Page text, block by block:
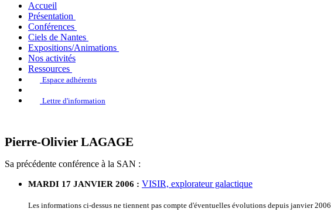
Accueil
Présentation
Conférences
Ciels de Nantes
Expositions/Animations
Nos activités
Ressources
Espace adhérents
Lettre d'information
Pierre-Olivier LAGAGE
Sa précédente conférence à la SAN :
MARDI 17 JANVIER 2006 : VISIR, explorateur galactique
Les informations ci-dessus ne tiennent pas compte d'éventuelles évolutions depuis janvier 2006